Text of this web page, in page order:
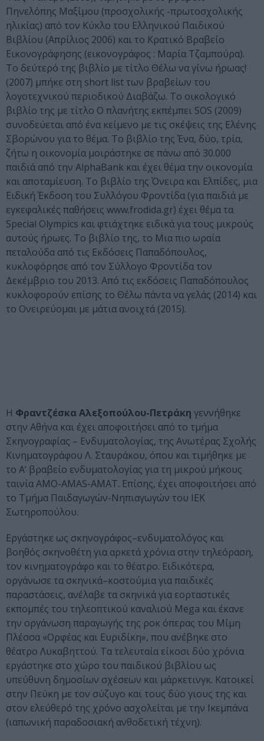
Πηνελόπης Μαξίμου (προσχολικής -πρωτοσχολικής
ηλικίας) από τον Κύκλο του Ελληνικού Παιδικού
Βιβλίου (Απρίλιος 2006) και το Κρατικό Βραβείο
Εικονογράφησης (εικονογράφος : Μαρία Τζαμπούρα).
Το δεύτερό της βιβλίο με τίτλο Θέλω να γίνω ήρωας!
(2007) μπήκε στη short list των βραβείων του
λογοτεχνικού περιοδικού Διαβάζω. Το οικολογικό
βιβλίο της με τίτλο Ο πλανήτης εκπέμπει SOS (2009)
συνοδεύεται από ένα κείμενο με τις σκέψεις της Ελένης
Σβορώνου για το θέμα. Το βιβλίο της Ένα, δύο, τρία,
ζήτω η οικονομία μοιράστηκε σε πάνω από 30.000
παιδιά από την AlphaBank και έχει θέμα την οικονομία
και αποταμίευση. Το βιβλίο της Όνειρα και Ελπίδες, μια
Ειδική Έκδοση του Συλλόγου Φροντίδα (για παιδιά με
εγκεφαλικές παθήσεις www.frodida.gr) έχει θέμα τα
Special Olympics και φτιάχτηκε ειδικά για τους μικρούς
αυτούς ήρωες. Το βιβλίο της, το Μια πιο ωραία
πεταλούδα από τις Εκδόσεις Παπαδόπουλος,
κυκλοφόρησε από τον Σύλλογο Φροντίδα τον
Δεκέμβριο του 2013. Από τις εκδόσεις Παπαδόπουλος
κυκλοφορούν επίσης το Θέλω πάντα να γελάς (2014) και
το Ονειρεύομαι με μάτια ανοιχτά (2015).
Η Φραντζέσκα Αλεξοπούλου-Πετράκη γεννήθηκε
στην Αθήνα και έχει αποφοιτήσει από το τμήμα
Σκηνογραφίας – Ενδυματολογίας, της Ανωτέρας Σχολής
Κινηματογράφου Λ. Σταυράκου, όπου και τιμήθηκε με
το Α’ βραβείο ενδυματολογίας για τη μικρού μήκους
ταινία ΑΜΟ-AMAS-AMAT. Επίσης, έχει αποφοιτήσει από
το Τμήμα Παιδαγωγών-Νηπιαγωγών του ΙΕΚ
Σωτηροπούλου.
Εργάστηκε ως σκηνογράφος–ενδυματολόγος και
βοηθός σκηνοθέτη για αρκετά χρόνια στην τηλεόραση,
τον κινηματογράφο και το θέατρο. Ειδικότερα,
οργάνωσε τα σκηνικά–κοστούμια για παιδικές
παραστάσεις, ανέλαβε τα σκηνικά για εορταστικές
εκπομπές του τηλεοπτικού καναλιού Mega και έκανε
την οργάνωση παραγωγής της ροκ όπερας του Μίμη
Πλέσσα «Ορφέας και Ευριδίκη», που ανέβηκε στο
θέατρο Λυκαβηττού. Τα τελευταία είκοσι δύο χρόνια
εργάστηκε στο χώρο του παιδικού βιβλίου ως
υπεύθυνη δημοσίων σχέσεων και μάρκετινγκ. Κατοικεί
στην Πεύκη με τον σύζυγο και τους δύο γιους της και
στον ελεύθερό της χρόνο ασχολείται με την Ικεμπάνα
(ιαπωνική παραδοσιακή ανθοδετική τέχνη).